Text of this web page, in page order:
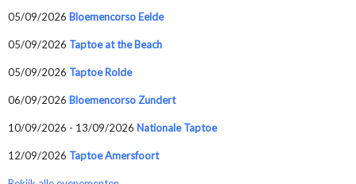
05/09/2026 Bloemencorso Eelde
05/09/2026 Taptoe at the Beach
05/09/2026 Taptoe Rolde
06/09/2026 Bloemencorso Zundert
10/09/2026 - 13/09/2026 Nationale Taptoe
12/09/2026 Taptoe Amersfoort